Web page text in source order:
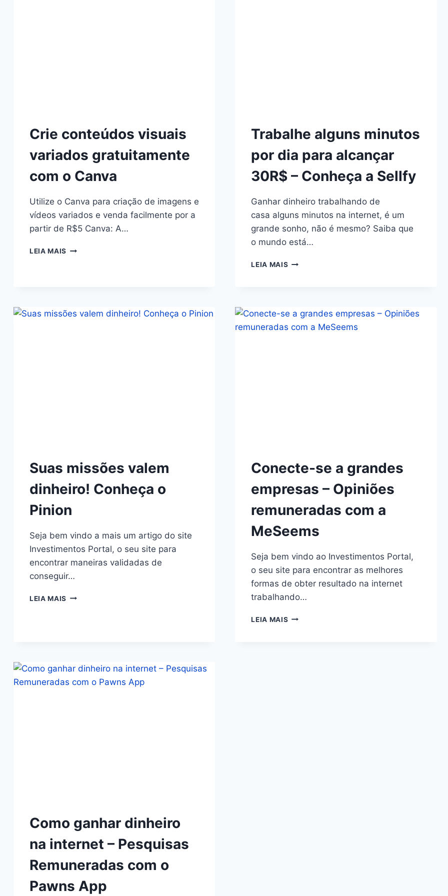
Crie conteúdos visuais
variados gratuitamente
com o Canva
Utilize o Canva para criação de imagens e
vídeos variados e venda facilmente por a
partir de R$5 Canva: A…
LEIA MAIS
Trabalhe alguns minutos
por dia para alcançar
30R$ – Conheça a Sellfy
Ganhar dinheiro trabalhando de
casa alguns minutos na internet, é um
grande sonho, não é mesmo? Saiba que
o mundo está…
LEIA MAIS
Suas missões valem
dinheiro! Conheça o
Pinion
Seja bem vindo a mais um artigo do site
Investimentos Portal, o seu site para
encontrar maneiras validadas de
conseguir…
LEIA MAIS
Conecte-se a grandes
empresas – Opiniões
remuneradas com a
MeSeems
Seja bem vindo ao Investimentos Portal,
o seu site para encontrar as melhores
formas de obter resultado na internet
trabalhando…
LEIA MAIS
Como ganhar dinheiro
na internet – Pesquisas
Remuneradas com o
Pawns App